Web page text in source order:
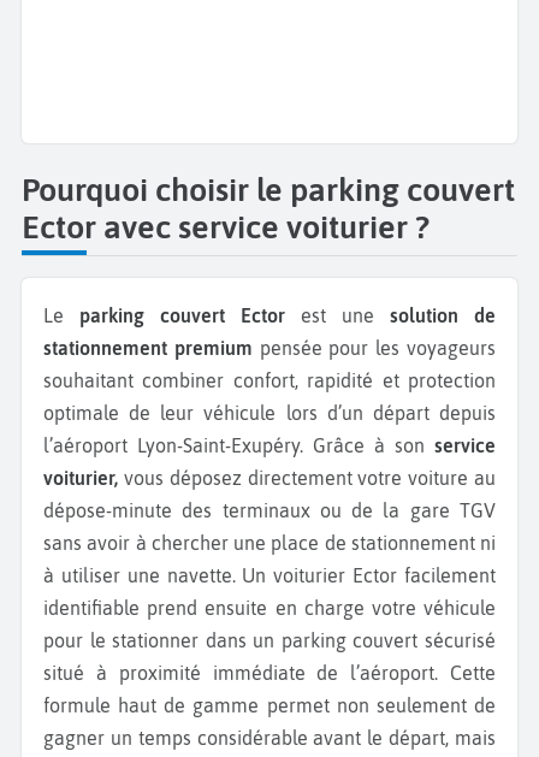
Pourquoi choisir le parking couvert
Ector avec service voiturier ?
Le parking couvert Ector est une solution de
stationnement premium pensée pour les voyageurs
souhaitant combiner confort, rapidité et protection
optimale de leur véhicule lors d’un départ depuis
l’aéroport Lyon-Saint-Exupéry. Grâce à son service
voiturier, vous déposez directement votre voiture au
dépose-minute des terminaux ou de la gare TGV
sans avoir à chercher une place de stationnement ni
à utiliser une navette. Un voiturier Ector facilement
identifiable prend ensuite en charge votre véhicule
pour le stationner dans un parking couvert sécurisé
situé à proximité immédiate de l’aéroport. Cette
formule haut de gamme permet non seulement de
gagner un temps considérable avant le départ, mais